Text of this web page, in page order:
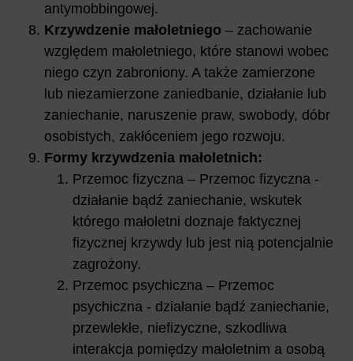
antymobbingowej.
Krzywdzenie małoletniego – zachowanie
względem małoletniego, które stanowi wobec
niego czyn zabroniony. A także zamierzone
lub niezamierzone zaniedbanie, działanie lub
zaniechanie, naruszenie praw, swobody, dóbr
osobistych, zakłóceniem jego rozwoju.
Formy krzywdzenia małoletnich:
Przemoc fizyczna – Przemoc fizyczna -
działanie bądź zaniechanie, wskutek
którego małoletni doznaje faktycznej
fizycznej krzywdy lub jest nią potencjalnie
zagrożony.
Przemoc psychiczna – Przemoc
psychiczna - działanie bądź zaniechanie,
przewlekłe, niefizyczne, szkodliwa
interakcja pomiędzy małoletnim a osobą